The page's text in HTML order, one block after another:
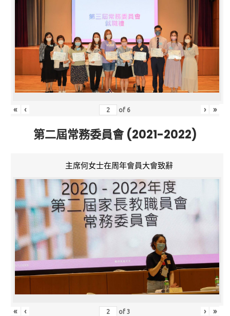
« ‹ of 6 › »
第二屆常務委員會 (2021-2022)
主席何女士在周年會員大會致辭
« ‹ of3 › »